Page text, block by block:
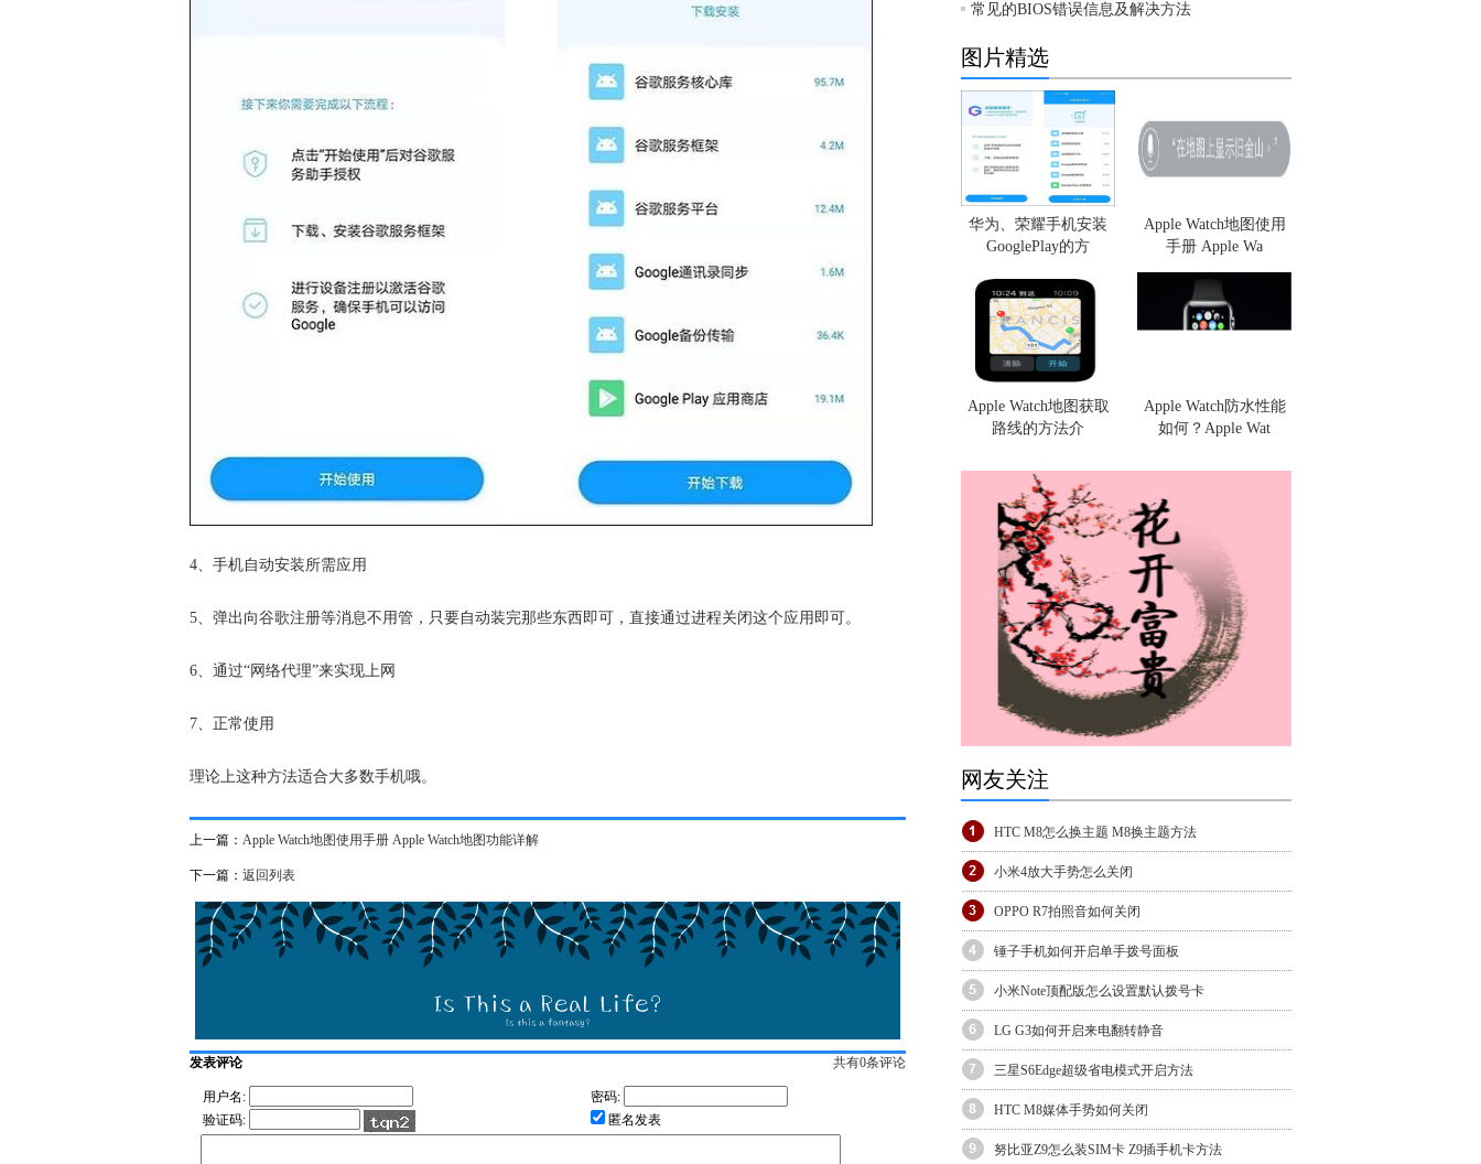
4、手机自动安装所需应用
5、弹出向谷歌注册等消息不用管，只要自动装完那些东西即可，直接通过进程关闭这个应用即可。
6、通过“网络代理”来实现上网
7、正常使用
理论上这种方法适合大多数手机哦。
上一篇： Apple Watch地图使用手册 Apple Watch地图功能详解
下一篇： 返回列表
发表评论 共有0条评论
用户名:
密码:
验证码:
匿名发表
常见的BIOS错误信息及解决方法
图片精选
华为、荣耀手机安装
GooglePlay的方
Apple Watch地图使用
手册 Apple Wa
Apple Watch地图获取
路线的方法介
Apple Watch防水性能
如何？Apple Wat
网友关注
HTC M8怎么换主题 M8换主题方法
小米4放大手势怎么关闭
OPPO R7拍照音如何关闭
锤子手机如何开启单手拨号面板
小米Note顶配版怎么设置默认拨号卡
LG G3如何开启来电翻转静音
三星S6Edge超级省电模式开启方法
HTC M8媒体手势如何关闭
努比亚Z9怎么装SIM卡 Z9插手机卡方法